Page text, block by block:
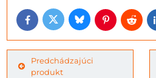
FacebookTwitterBlueskyPinterest
Predchádzajúci
produkt